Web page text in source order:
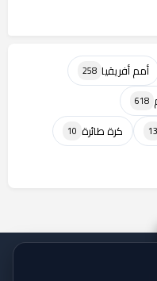
أمم أفريقيا 258
618
13 كرة طائرة 10